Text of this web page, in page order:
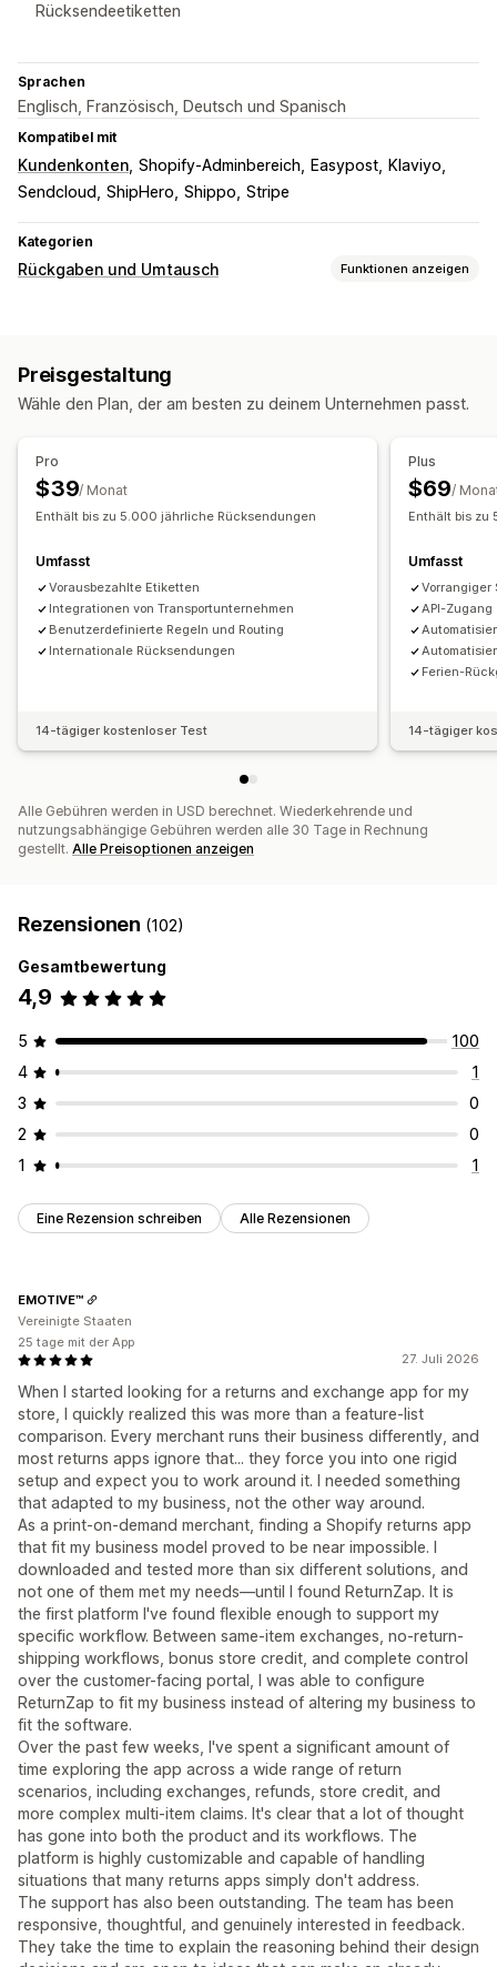
Rücksendeetiketten
Sprachen
Englisch, Französisch, Deutsch und Spanisch
Kompatibel mit
Kundenkonten Shopify-Adminbereich Easypost
Klaviyo
Sendcloud
ShipHero Shippo Stripe
Kategorien
Rückgaben und Umtausch Funktionen anzeigen
Manuelle Rückerstattungen
Rückgaben im Geschäft QR-Codes Geschenkgutscheine
Verwaltung von Rückgaben
Nicht rückgabefähige Artikel
Rückgabegründe Mehrere Sprachen
Versandetiketten
Rückgabe-Tracking
E-Mail-Benachrichtigungen
Benutzerdefiniertes Branding
Preisgestaltung
Wähle den Plan, der am besten zu deinem Unternehmen passt.
Pro
$39/ Monat
Enthält bis zu 5.000 jährliche Rücksendungen
Umfasst
Vorausbezahlte Etiketten
Integrationen von Transportunternehmen
Benutzerdefinierte Regeln und Routing
Internationale Rücksendungen
14-tägiger kostenloser Test
Plus
$69/
Enthält bis zu
Umfasst
Vorrangiger
API-Zugang
Ferien-
14-tägiger
Alle Gebühren werden in USD berechnet. Wiederkehrende und
nutzungsabhängige Gebühren werden alle 30 Tage in Rechnung
gestellt. Alle Preisoptionen anzeigen
Rezensionen (102)
Gesamtbewertung
4,9
5
100
4
1
3
0
2
0
1
1
Eine Rezension schreiben Alle Rezensionen
27. Juli 2026
When I started looking for a returns and exchange app for my
store, I quickly realized this was more than a feature-list
comparison. Every merchant runs their business differently, and
most returns apps ignore that... they force you into one rigid
setup and expect you to work around it. I needed something
that adapted to my business, not the other way around.
As a print-on-demand merchant, finding a Shopify returns app
that fit my business model proved to be near impossible. I
downloaded and tested more than six different solutions, and
not one of them met my needs—until I found ReturnZap. It is
the first platform I've found flexible enough to support my
specific workflow. Between same-item exchanges, no-return-
shipping workflows, bonus store credit, and complete control
over the customer-facing portal, I was able to configure
ReturnZap to fit my business instead of altering my business to
fit the software.
Over the past few weeks, I've spent a significant amount of
time exploring the app across a wide range of return
scenarios, including exchanges, refunds, store credit, and
more complex multi-item claims. It's clear that a lot of thought
has gone into both the product and its workflows. The
platform is highly customizable and capable of handling
situations that many returns apps simply don't address.
The support has also been outstanding. The team has been
responsive, thoughtful, and genuinely interested in feedback.
They take the time to explain the reasoning behind their design
EMOTIVE™
Vereinigte Staaten
25 tage mit der App